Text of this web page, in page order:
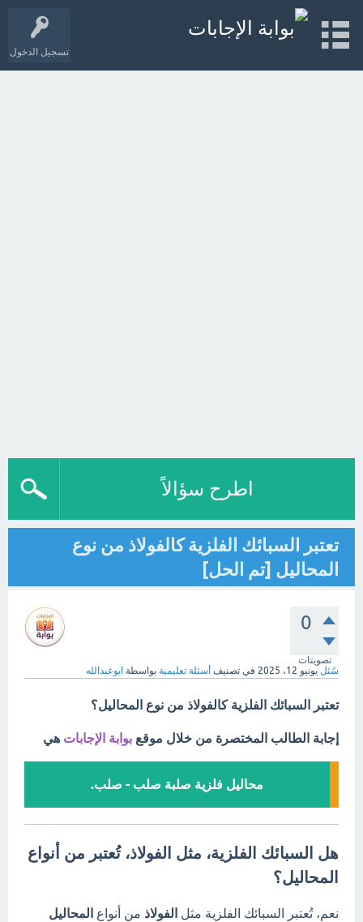
تسجيل الدخول
اطرح سؤالاً
تعتبر السبائك الفلزية كالفولاذ من نوع
المحاليل [تم الحل]
0
تصويتات
سُئل يونيو 12، 2025 في تصنيف أسئلة تعليمية بواسطة ابوعبدالله
تعتبر السبائك الفلزية كالفولاذ من نوع المحاليل؟
إجابة الطالب المختصرة من خلال موقع بوابة الإجابات هي
محاليل فلزية صلبة صلب - صلب.
هل السبائك الفلزية، مثل الفولاذ، تُعتبر من أنواع
المحاليل؟
نعم، تُعتبر السبائك الفلزية مثل الفولاذ من أنواع المحاليل